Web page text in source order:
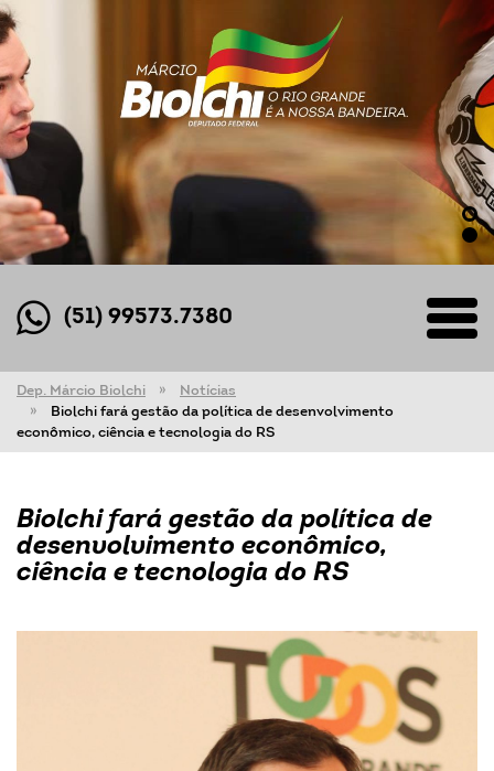
(51) 99573.7380
Dep. Márcio Biolchi
Notícias
Biolchi fará gestão da política de desenvolvimento
econômico, ciência e tecnologia do RS
Biolchi fará gestão da política de
desenvolvimento econômico,
ciência e tecnologia do RS